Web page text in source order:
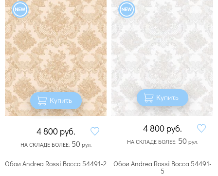
Купить
4 800 руб.
НА СКЛАДЕ БОЛЕЕ: 50рул.
Купить
4 800 руб.
НА СКЛАДЕ БОЛЕЕ: 50рул.
Обои Andrea Rossi Bocca 54491-2
Обои Andrea Rossi Bocca 54491-
5